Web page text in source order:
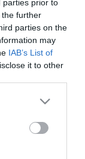
parties prior to
further
parties on the
may
IAB’s List of
it to other
more Google
may click to
party tags to
below Google